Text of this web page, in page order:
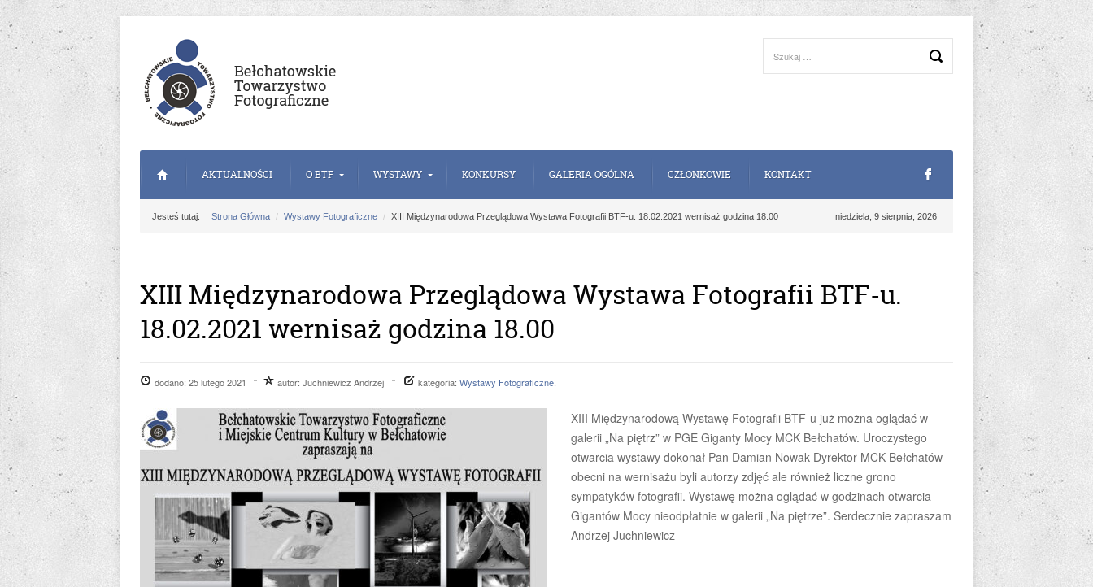
AKTUALNOŚCI O BTF WYSTAWY KONKURSY GALERIA OGÓLNA CZŁONKOWIE KONTAKT
Jesteś tutaj: Strona Główna Wystawy Fotograficzne XIII Międzynarodowa Przeglądowa Wystawa Fotografii BTF-u. 18.02.2021 wernisaż godzina 18.00 niedziela, 9 sierpnia, 2026
XIII Międzynarodowa Przeglądowa Wystawa Fotografii BTF-u.
18.02.2021 wernisaż godzina 18.00
dodano: 25 lutego 2021 autor: Juchniewicz Andrzej kategoria: Wystawy Fotograficzne
XIII Międzynarodową Wystawę Fotografii BTF-u już można oglądać w
galerii „Na piętrz” w PGE Giganty Mocy MCK Bełchatów. Uroczystego
otwarcia wystawy dokonał Pan Damian Nowak Dyrektor MCK Bełchatów
obecni na wernisażu byli autorzy zdjęć ale również liczne grono
sympatyków fotografii. Wystawę można oglądać w godzinach otwarcia
Gigantów Mocy nieodpłatnie w galerii „Na piętrze”. Serdecznie zapraszam
Andrzej Juchniewicz